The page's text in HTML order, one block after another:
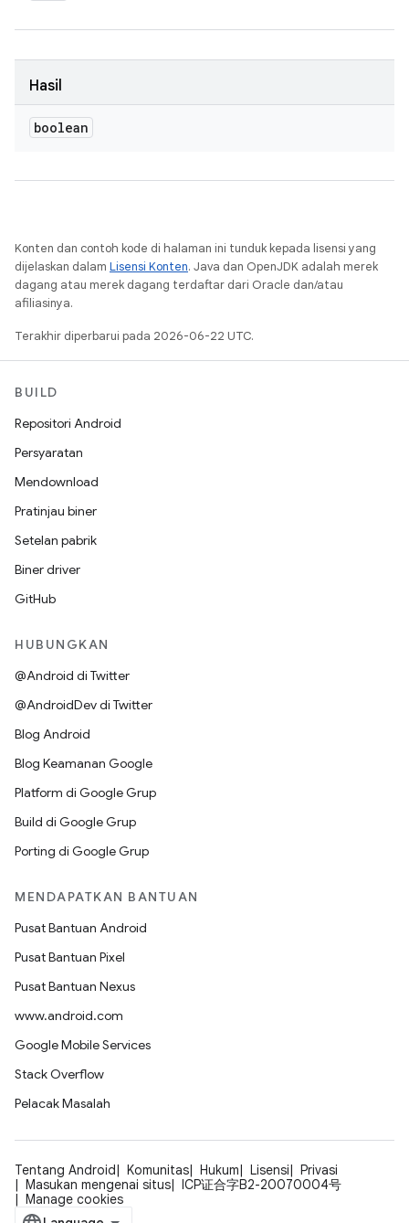
Hasil
boolean
Konten dan contoh kode di halaman ini tunduk kepada lisensi yang
dijelaskan dalam Lisensi Konten. Java dan OpenJDK adalah merek
dagang atau merek dagang terdaftar dari Oracle dan/atau
afiliasinya.
Terakhir diperbarui pada 2026-06-22 UTC.
BUILD
Repositori Android
Persyaratan
Mendownload
Pratinjau biner
Setelan pabrik
Biner driver
GitHub
HUBUNGKAN
@Android di Twitter
@AndroidDev di Twitter
Blog Android
Blog Keamanan Google
Platform di Google Grup
Build di Google Grup
Porting di Google Grup
MENDAPATKAN BANTUAN
Pusat Bantuan Android
Pusat Bantuan Pixel
Pusat Bantuan Nexus
www.android.com
Google Mobile Services
Stack Overflow
Pelacak Masalah
Tentang Android Komunitas Hukum Lisensi
Privasi
Masukan mengenai situs
ICP证合字B2-20070004号
Manage cookies